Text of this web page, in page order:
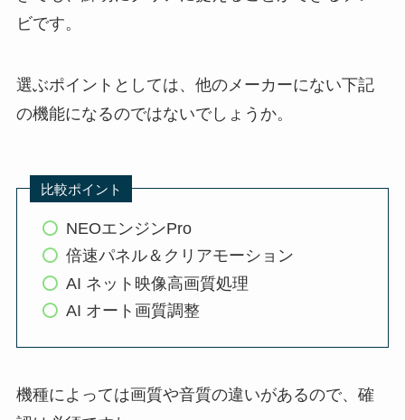
ビです。
選ぶポイントとしては、他のメーカーにない下記
の機能になるのではないでしょうか。
比較ポイント
NEOエンジンPro
倍速パネル＆クリアモーション
AI ネット映像高画質処理
AI オート画質調整
機種によっては画質や音質の違いがあるので、確